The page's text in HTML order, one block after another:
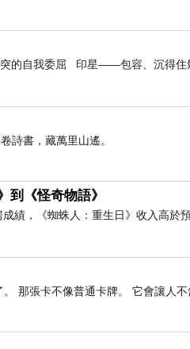
的自我委屈 印星——包容、沉得住
詩書，藏萬里山遙。
到《怪奇物語》
績，《蜘蛛人：重生日》收入高於
那張卡不像普通卡牌。 它會讓人不